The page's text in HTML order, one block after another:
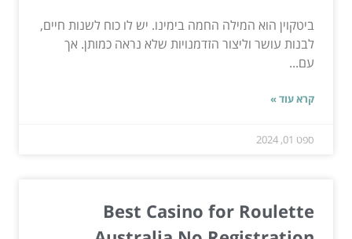
ביטקוין הוא המילה החמה בימינו. יש לו כוח לשנות חיים,
לבנות עושר וליצור הזדמנויות שלא נראה כמותן. אך
עם...
קרא עוד »
ספט 01, 2024
Best Casino for Roulette